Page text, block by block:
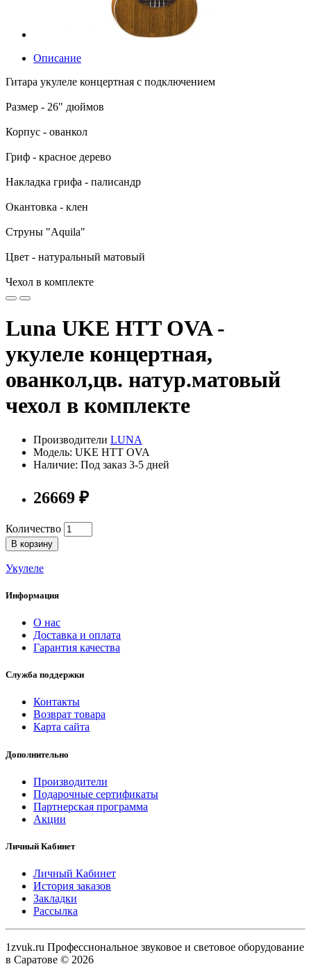
Описание
Гитара укулеле концертная с подключением
Размер - 26" дюймов
Корпус - ованкол
Гриф - красное дерево
Накладка грифа - палисандр
Окантовка - клен
Струны "Aquila"
Цвет - натуральный матовый
Чехол в комплекте
Luna UKE HTT OVA -
укулеле концертная,
ованкол,цв. натур.матовый
чехол в комплекте
Производители LUNA
Модель: UKE HTT OVA
Наличие: Под заказ 3-5 дней
26669 ₽
Количество
В корзину
Укулеле
Информация
О нас
Доставка и оплата
Гарантия качества
Служба поддержки
Контакты
Возврат товара
Карта сайта
Дополнительно
Производители
Подарочные сертификаты
Партнерская программа
Акции
Личный Кабинет
Личный Кабинет
История заказов
Закладки
Рассылка
1zvuk.ru Профессиональное звуковое и световое оборудование
в Саратове © 2026